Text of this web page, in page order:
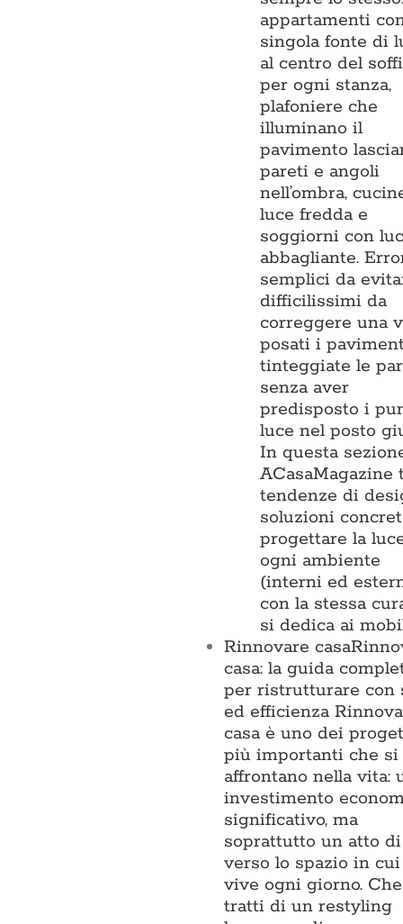
appartamenti
singola fonte di
al centro del
per ogni stanza,
plafoniere che
illuminano il
pavimento
pareti e angoli
nell’ombra,
luce fredda e
soggiorni con
abbagliante.
semplici da
difficilissimi da
correggere una
posati i
tinteggiate le
senza aver
predisposto i
luce nel posto
In questa
ACasaMagazine
tendenze di
soluzioni
progettare la
ogni ambiente
(interni ed
con la stessa
si dedica ai
Rinnovare casa
casa: la guida
per ristrutturare con
ed efficienza
casa è uno dei
più importanti che si
affrontano nella vita:
investimento
significativo, ma
soprattutto un atto
verso lo spazio in
vive ogni giorno.
tratti di un restyling